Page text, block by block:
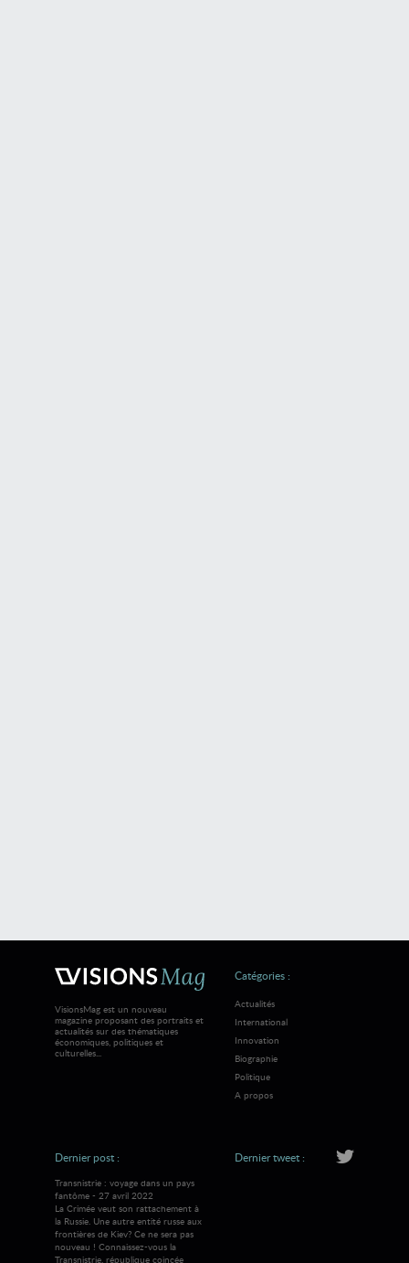
VisionsMag est un nouveau
magazine proposant des portraits et
actualités sur des thématiques
économiques, politiques et
culturelles...
Catégories :
Actualités
International
Innovation
Biographie
Politique
A propos
Dernier post :
Transnistrie : voyage dans un pays
fantôme - 27 avril 2022
La Crimée veut son rattachement à
la Russie. Une autre entité russe aux
frontières de Kiev? Ce ne sera pas
nouveau ! Connaissez-vous la
Transnistrie, république coincée
Dernier tweet :